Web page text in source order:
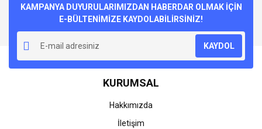
Yorum Yaz
Görüş ve önerileriniz için teşekkür ederiz.
Ürün resmi kalitesiz, bozuk veya görüntülenemiyor.
Ürün açıklamasında eksik bilgiler bulunuyor.
Ürün bilgilerinde hatalar bulunuyor.
Ürün fiyatı diğer sitelerden daha pahalı.
KAMPANYA DUYURULARIMIZDAN HABERDAR OLMAK İÇİN
E-BÜLTENİMİZE KAYDOLABİLİRSİNİZ!
KAYDOL
KURUMSAL
Hakkımızda
İletişim